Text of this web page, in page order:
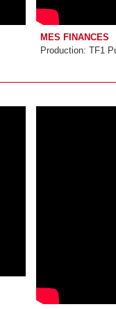
MES FINANCES
Production: TF1